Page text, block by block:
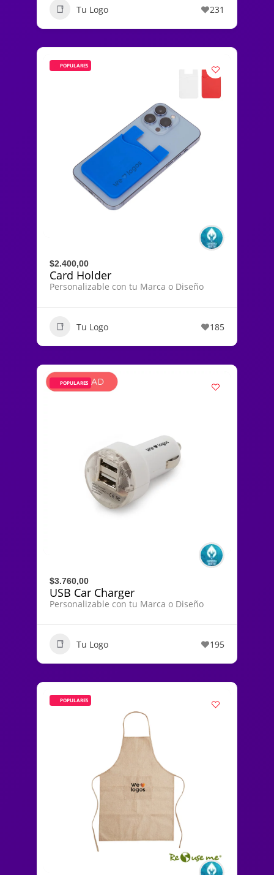
Tu Logo 231
POPULARES
$2.400,00
Card Holder
Personalizable con tu Marca o Diseño
Tu Logo 185
POPULARES
$3.760,00
USB Car Charger
Personalizable con tu Marca o Diseño
Tu Logo 195
POPULARES